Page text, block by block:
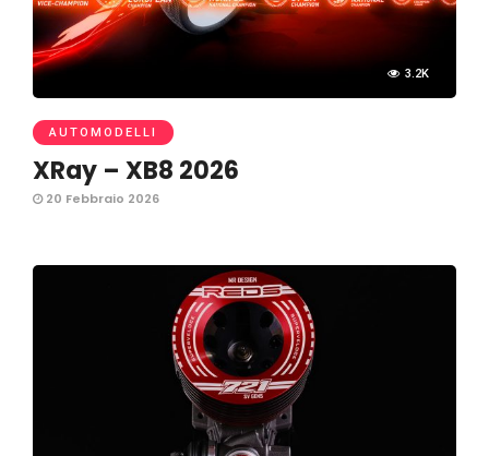
3.2K
AUTOMODELLI
XRay – XB8 2026
20 Febbraio 2026